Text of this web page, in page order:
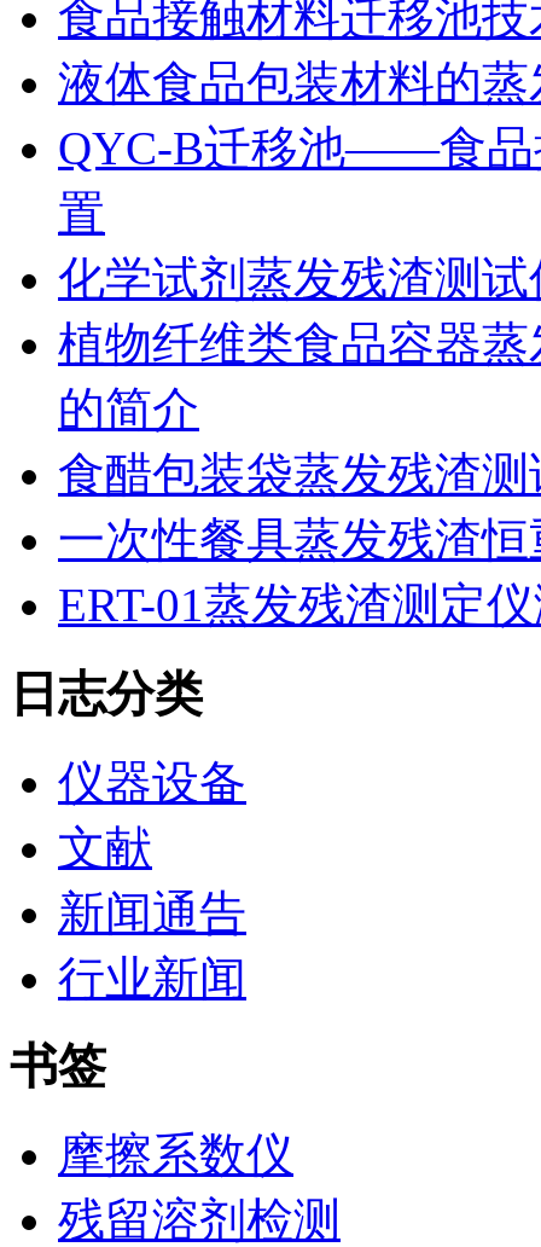
食品接触材料迁移池
液体食品包装材料的
QYC-B迁移池——食品
置
化学试剂蒸发残渣测
植物纤维类食品容器
的简介
食醋包装袋蒸发残渣
一次性餐具蒸发残渣
ERT-01蒸发残渣测定
日志分类
仪器设备
文献
新闻通告
行业新闻
书签
摩擦系数仪
残留溶剂检测